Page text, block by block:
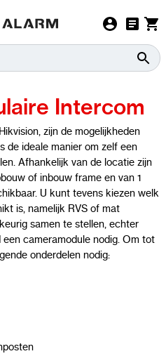
Intercom
zijn de mogelijkheden
de ideale manier om zelf een
Afhankelijk van de locatie zijn
of inbouw frame en van 1
U kunt tevens kiezen welk
is, namelijk RVS of mat
samen te stellen, echter
cameramodule nodig. Om tot
onderdelen nodig: